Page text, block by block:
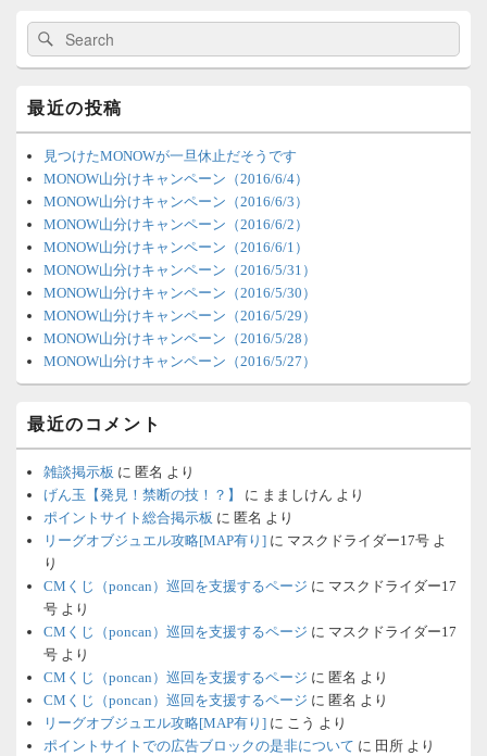
バ
ィ
ジ
ェ
ッ
ア
検
索:
検
索
最近の投稿
見つけたMONOWが一旦休止だそうです
MONOW山分けキャンペーン（2016/6/4）
MONOW山分けキャンペーン（2016/6/3）
MONOW山分けキャンペーン（2016/6/2）
MONOW山分けキャンペーン（2016/6/1）
MONOW山分けキャンペーン（2016/5/31）
MONOW山分けキャンペーン（2016/5/30）
MONOW山分けキャンペーン（2016/5/29）
MONOW山分けキャンペーン（2016/5/28）
MONOW山分けキャンペーン（2016/5/27）
最近のコメント
雑談掲示板 に 匿名 より
げん玉【発見！禁断の技！？】
に まましけん より
ポイントサイト総合掲示板 に 匿名 より
リーグオブジュエル攻略[MAP有り] に マスクドライダー17号 よ
り
CMくじ（poncan）巡回を支援するページ に マスクドライダー17
号 より
CMくじ（poncan）巡回を支援するページ に マスクドライダー17
号 より
CMくじ（poncan）巡回を支援するページ に 匿名 より
CMくじ（poncan）巡回を支援するページ に 匿名 より
リーグオブジュエル攻略[MAP有り] に こう より
ポイントサイトでの広告ブロックの是非について に 田所 より